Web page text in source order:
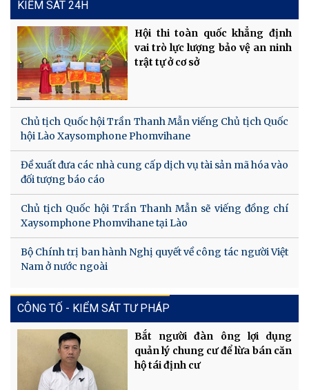
KIỂM SÁT 24H
Hội thi toàn quốc khẳng định
vai trò lực lượng bảo vệ an ninh
trật tự ở cơ sở
Chủ tịch Quốc hội Trần Thanh Mẫn viếng Chủ tịch Quốc
hội Lào Xaysomphone Phomvihane
Đề xuất đưa các nhà cung cấp dịch vụ tài sản mã hóa vào
đối tượng báo cáo
Chủ tịch Quốc hội Trần Thanh Mẫn sẽ viếng đồng chí
Xaysomphone Phomvihane tại Lào
Bộ Chính trị ban hành Nghị quyết về công tác người Việt
Nam ở nước ngoài
CÔNG TỐ - KIỂM SÁT TƯ PHÁP
Bắt người đàn ông lợi dụng
quản lý chung cư để lừa bán căn
hộ tái định cư